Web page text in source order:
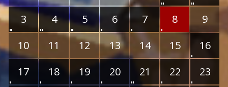
3
4 5 6 7 8
9
10
11 12 13 14 15
16
17
18 19 20 21 22
23